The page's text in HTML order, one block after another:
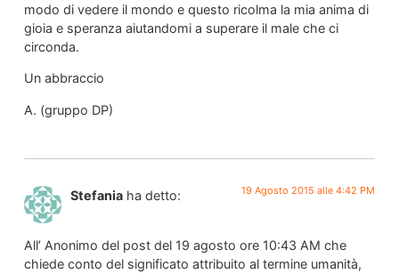
modo di vedere il mondo e questo ricolma la mia anima di
gioia e speranza aiutandomi a superare il male che ci
circonda.
Un abbraccio
A. (gruppo DP)
Stefania ha detto: 19 Agosto 2015 alle 4:42 PM
All’ Anonimo del post del 19 agosto ore 10:43 AM che
chiede conto del significato attribuito al termine umanità,